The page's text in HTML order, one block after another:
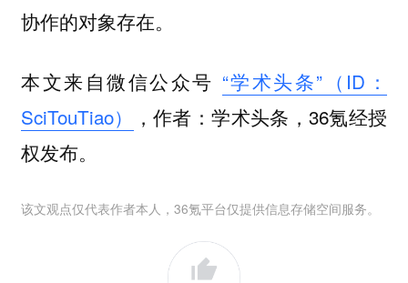
协作的对象存在。
本文来自微信公众号 “学术头条”（ID：
SciTouTiao）
，作者：学术头条，36氪经授
权发布。
该文观点仅代表作者本人，36氪平台仅提供信息存储空间服务。